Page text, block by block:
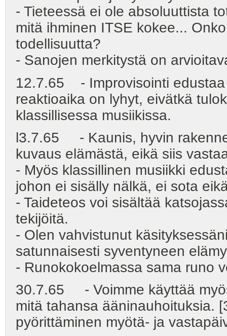
- Tieteessä ei ole absoluuttista
mitä ihminen ITSE kokee...
todellisuutta?
- Sanojen merkitystä on
12.7.65 - Improvisointi edustaa
reaktioaika on lyhyt, eivätkä
klassillisessa musiikissa.
l3.7.65 - Kaunis, hyvin
kuvaus elämästä, eikä siis
- Myös klassillinen musiikki
johon ei sisälly nälkä, ei sota
- Taideteos voi sisältää
tekijöitä.
- Olen vahvistunut
satunnaisesti syventyneen
- Runokokoelmassa sama runo
30.7.65 - Voimme käyttää
mitä tahansa ääninauhoituksia.
pyörittäminen myötä- ja